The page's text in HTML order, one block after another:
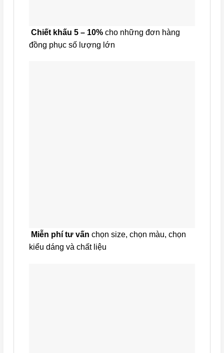
Chiết khấu 5 – 10% cho những đơn hàng
đồng phục số lượng lớn
Miễn phí tư vấn chọn size, chọn màu, chọn
kiểu dáng và chất liệu